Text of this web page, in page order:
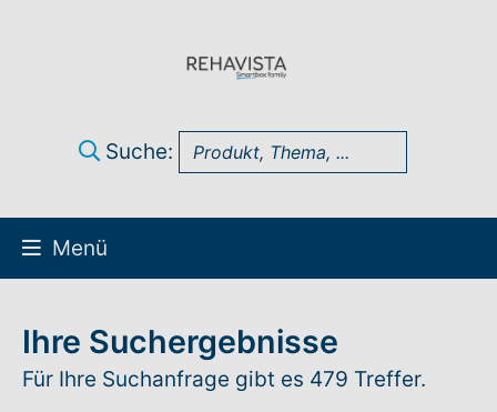
Suche:
Menü
UK Infothek
Ihre Suchergebnisse
Für Ihre Suchanfrage gibt es 479 Treffer.